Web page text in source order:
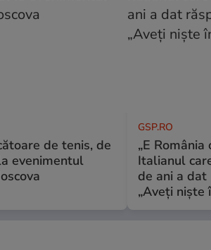
de tenis, de
evenimentul
GSP.RO
„E
Italianul
de ani a
„Aveți niște